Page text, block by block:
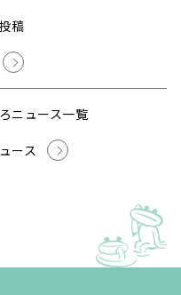
稿
ニュース一覧
ース